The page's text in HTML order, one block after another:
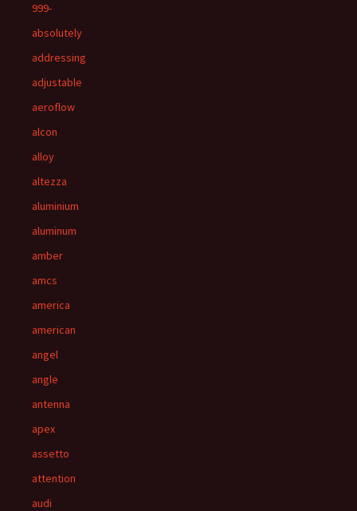
999-
absolutely
addressing
adjustable
aeroflow
alcon
alloy
altezza
aluminium
aluminum
amber
amcs
america
american
angel
angle
antenna
apex
assetto
attention
audi